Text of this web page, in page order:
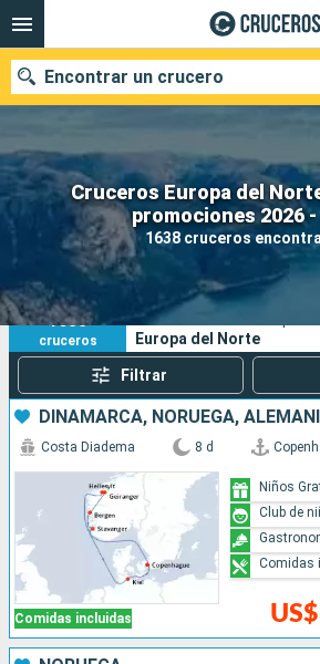
Cruceros Europa del
promociones 2026 -
1638 cruceros
Encontrar un crucero
Fecha de salida
1638
cruceros
Sus criterios de búsqueda:
Europa del Norte
Filtrar
DINAMARCA, NORUEGA,
Comidas incluidas
Costa Diadema 8 d
Niños
Club de
Comidas